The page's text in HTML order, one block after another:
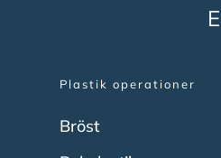
Plastik operationer
Bröst